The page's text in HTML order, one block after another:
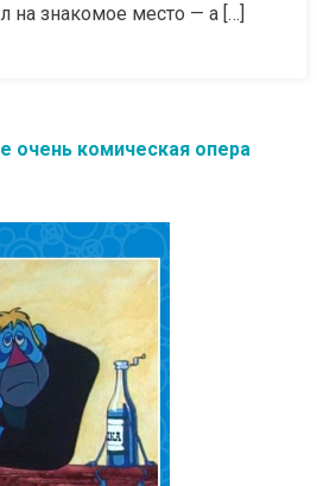
на знакомое место — а […]
очень комическая опера